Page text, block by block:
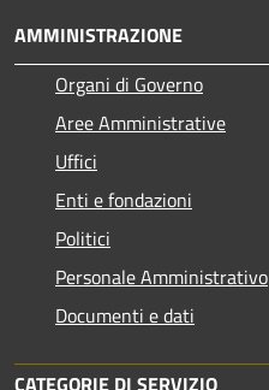
AMMINISTRAZIONE
Organi di Governo
Aree Amministrative
Uffici
Enti e fondazioni
Politici
Personale Amministrativo
Documenti e dati
CATEGORIE DI SERVIZIO